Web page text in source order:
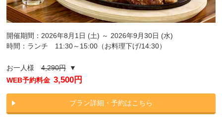
開催期間：2026年8月1日 (土) ～ 2026年9月30日 (水)
時間：ランチ 11:30～15:00（お料理下げ/14:30）
お一人様4,290円▼
WEB予約料金 3,500円
プラン詳細・予約はこちら